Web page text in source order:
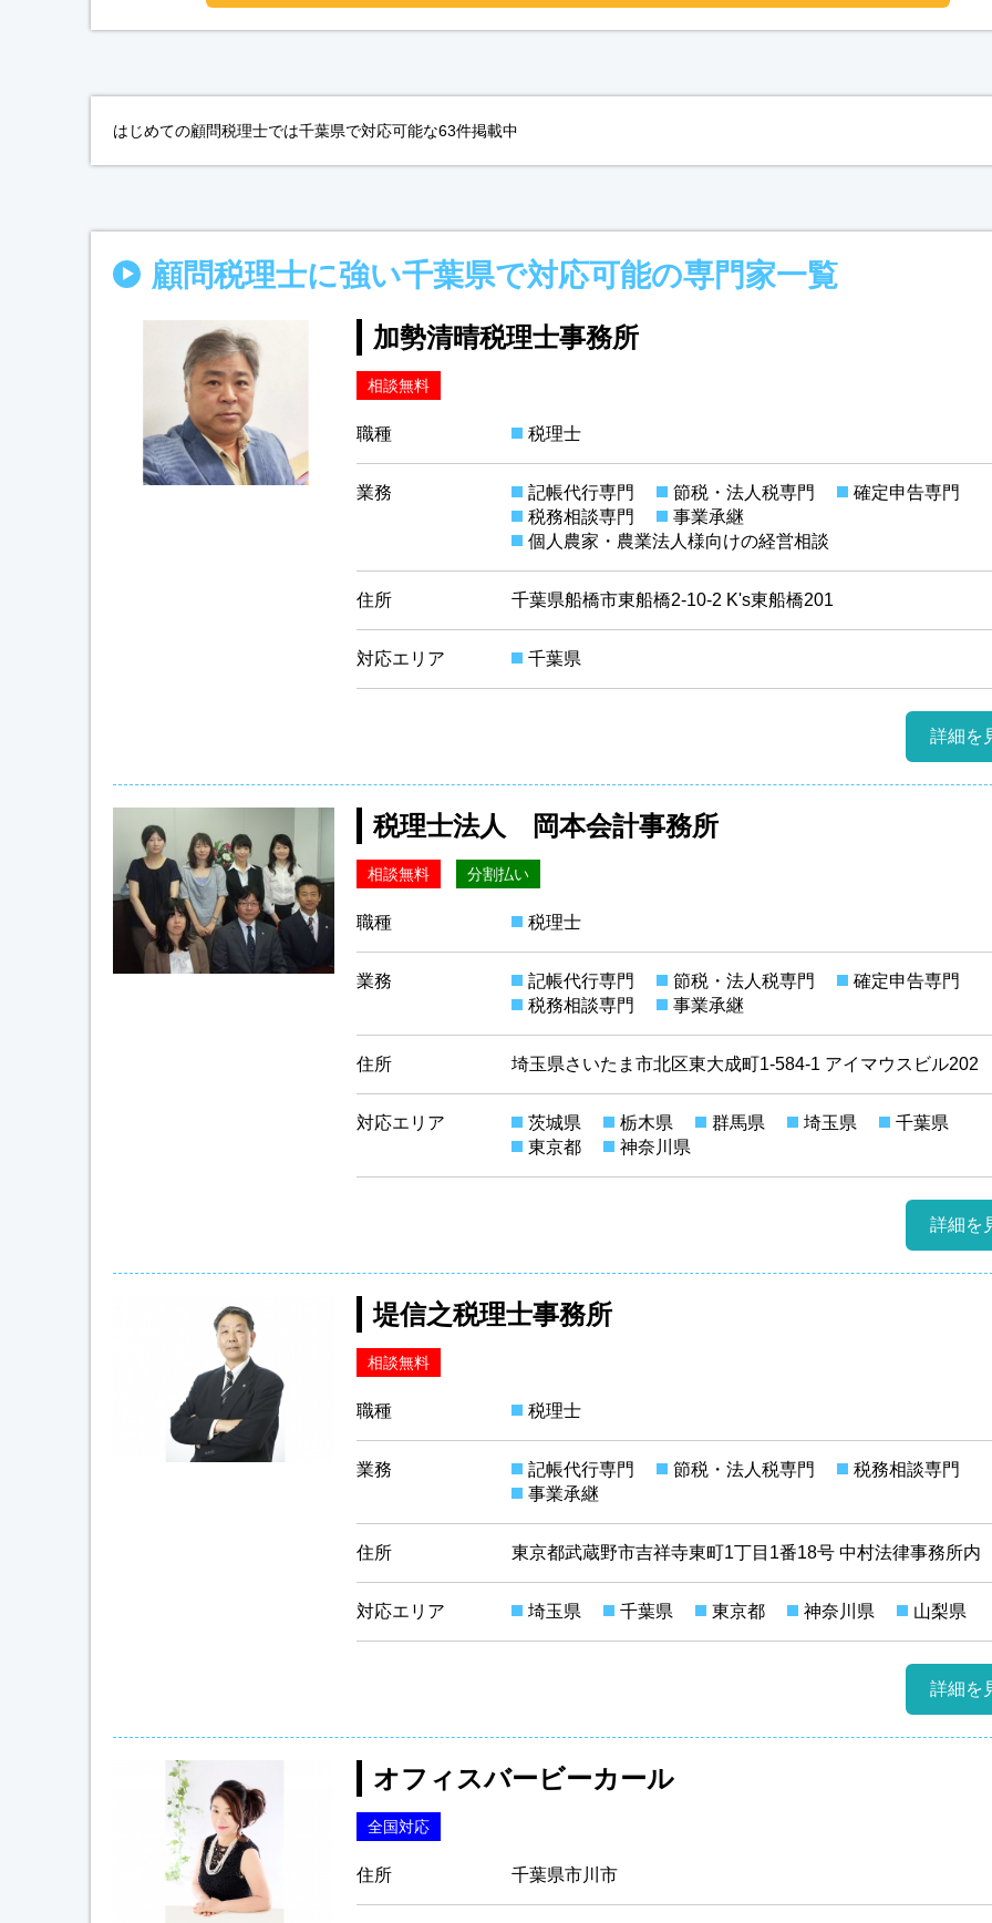
はじめての顧問税理士では千葉県で対応可能な63件掲載中
顧問税理士に強い千葉県で対応可能の専門家一覧
加勢清晴税理士事務所
相談無料
職種 税理士
業務 記帳代行専門 節税・法人税専門
確定申告専門
税務相談専門
事業承継
個人農家・農業法人様向けの経営相談
住所 千葉県船橋市東船橋2-10-2 K's東船橋201
対応エリア 千葉県
詳細を
税理士法人 岡本会計事務所
相談無料 分割払い
職種 税理士
業務 記帳代行専門 節税・法人税専門
確定申告専門
税務相談専門
事業承継
住所 埼玉県さいたま市北区東大成町1-584-1 アイマウスビル202
対応エリア 茨城県 栃木県 群馬県 埼玉県
千葉県
東京都
神奈川県
詳細を
堤信之税理士事務所
相談無料
職種 税理士
業務 記帳代行専門 節税・法人税専門
税務相談専門
事業承継
住所 東京都武蔵野市吉祥寺東町1丁目1番18号 中村法律事務所内
対応エリア 埼玉県 千葉県 東京都 神奈川県 山梨県
詳細を
オフィスバービーカール
全国対応
住所 千葉県市川市